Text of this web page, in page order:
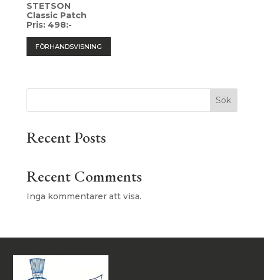
STETSON
Classic Patch
Pris: 498:-
FÖRHANDSVISNING
Sök
Recent Posts
Recent Comments
Inga kommentarer att visa.